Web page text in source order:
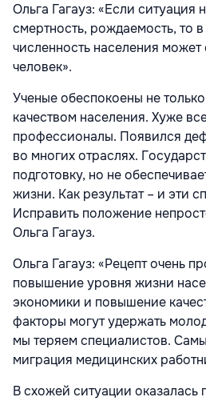
Ольга Гагауз: «Если ситуация
смертность, рождаемость, то
численность населения
человек».
Ученые обеспокоены не
качеством населения. Хуже
профессионалы. Появился
во многих отраслях.
подготовку, но не
жизни. Как результат – и эти
Исправить положение
Ольга Гагауз.
Ольга Гагауз: «Рецепт очень
повышение уровня жизни
экономики и повышение
факторы могут удержать
мы теряем специалистов.
миграция медицинских
В схожей ситуации оказалась